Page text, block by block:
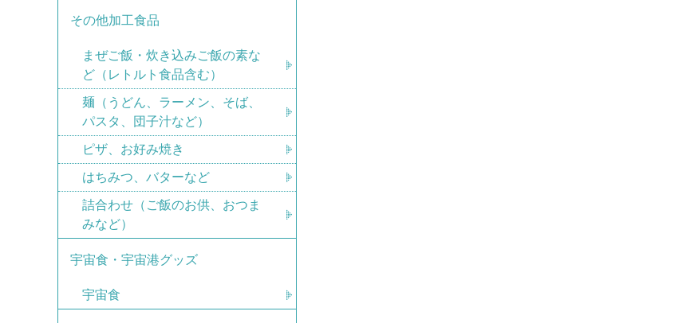
その他加工食品
まぜご飯・炊き込みご飯の素な
ど（レトルト食品含む）
麺（うどん、ラーメン、そば、
パスタ、団子汁など）
ピザ、お好み焼き
はちみつ、バターなど
詰合わせ（ご飯のお供、おつま
みなど）
宇宙食・宇宙港グッズ
宇宙食